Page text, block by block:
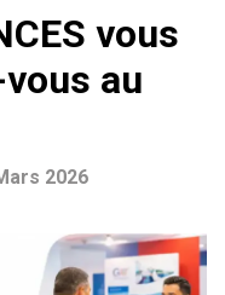
vous
au
2026